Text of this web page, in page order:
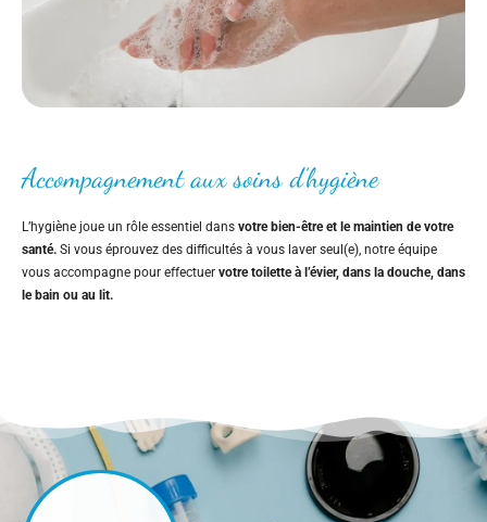
Accompagnement aux soins d’hygiène
L’hygiène joue un rôle essentiel dans votre bien-être et le maintien de votre
santé. Si vous éprouvez des difficultés à vous laver seul(e), notre équipe
vous accompagne pour effectuer votre toilette à l’évier, dans la douche, dans
le bain ou au lit.